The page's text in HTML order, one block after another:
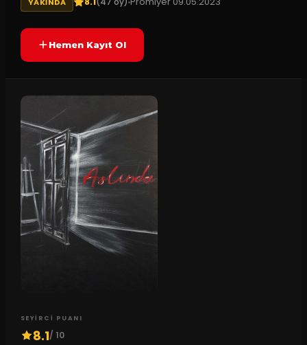
Hemen Kayıt Ol
SEYIRCI PUANI
8.1/ 10